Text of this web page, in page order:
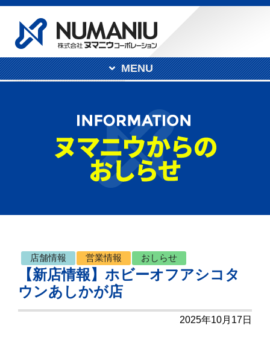
MENU
店舗情報 営業情報 おしらせ
【新店情報】ホビーオフアシコタ
ウンあしかが店
2025年10月17日